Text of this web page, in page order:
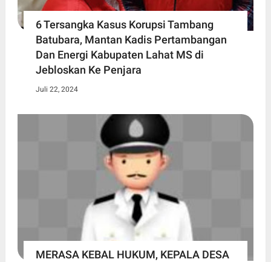
6 Tersangka Kasus Korupsi Tambang
Batubara, Mantan Kadis Pertambangan
Dan Energi Kabupaten Lahat MS di
Jebloskan Ke Penjara
Juli 22, 2024
MERASA KEBAL HUKUM, KEPALA DESA